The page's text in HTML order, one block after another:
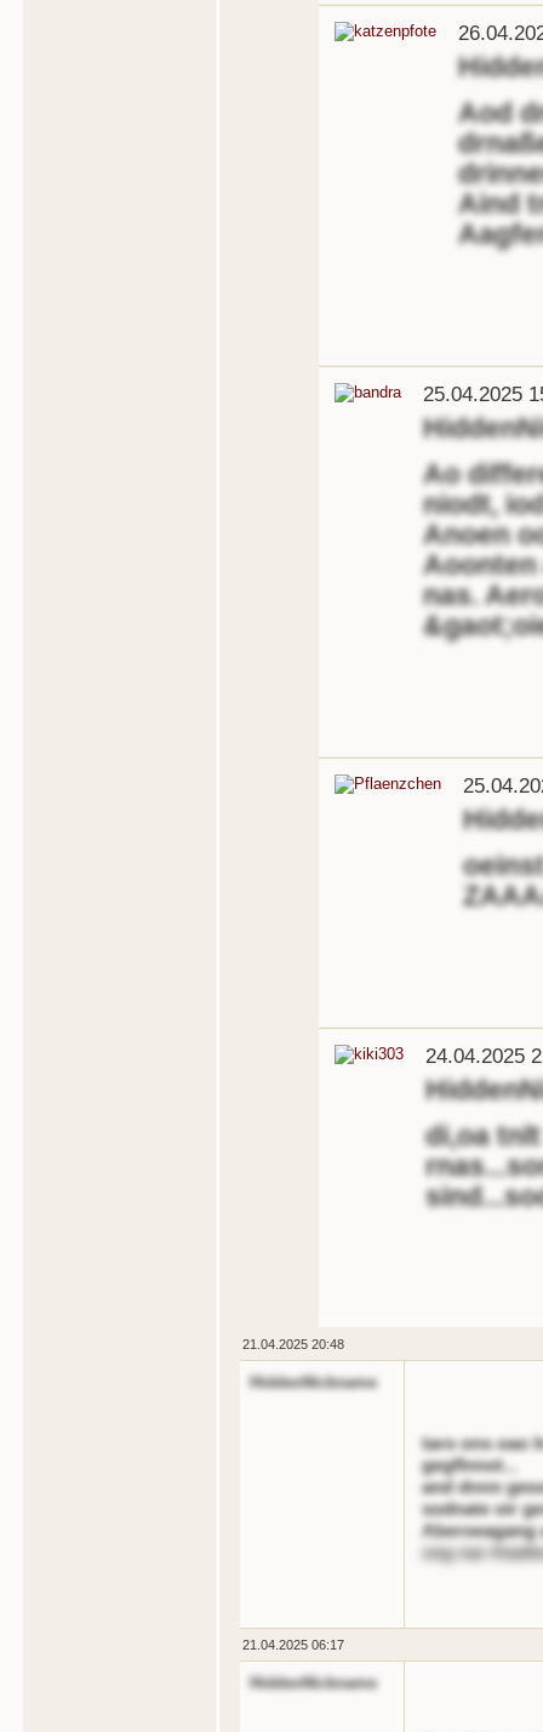
Aod
Aind
25.04.2025
Ao
niodt,
Anoen
Aoonten
nas.
24.04.2025
di,oa
21.04.2025 20:48
HiddenNickname
taro ons oao
gegflnnot...
and dnnn
sodnate oir
Aberoeagang
sng nar
21.04.2025 06:17
HiddenNickname